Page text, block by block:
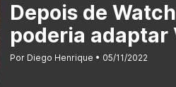
Depois de
poderia adaptar
Por Diego Henrique 05/11/2022